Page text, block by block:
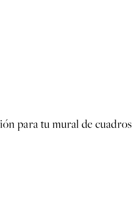
para tu mural de cuadros